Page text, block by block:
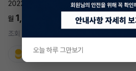
2022년
2.0 Hybrid GT
월 1,697,700 24개월
조회 734
지원금31,860,000원
오늘 하루 그만보기